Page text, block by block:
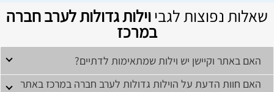
שאלות נפוצות לגביוילות גדולות לערב חברה
במרכז
האם באתר וקיישן יש וילות שמתאימות לדתיים?
האם חוות הדעת על הוילות גדולות לערב חברה במרכז באתר